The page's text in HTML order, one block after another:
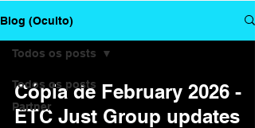
Blog (Oculto)
Todos os posts
Partner
Todos os posts
Cópia de February 2026 -
ETC Just Group updates